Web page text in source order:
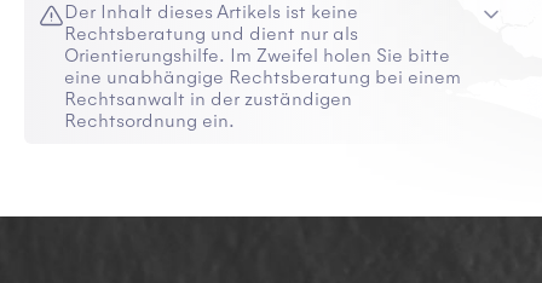
Der Inhalt dieses Artikels ist keine
Rechtsberatung und dient nur als
Orientierungshilfe. Im Zweifel holen Sie bitte
eine unabhängige Rechtsberatung bei einem
Rechtsanwalt in der zuständigen
Rechtsordnung ein.